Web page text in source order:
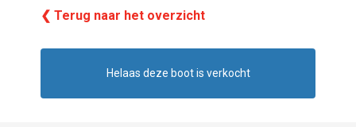
❮ Terug naar het overzicht
Helaas deze boot is verkocht